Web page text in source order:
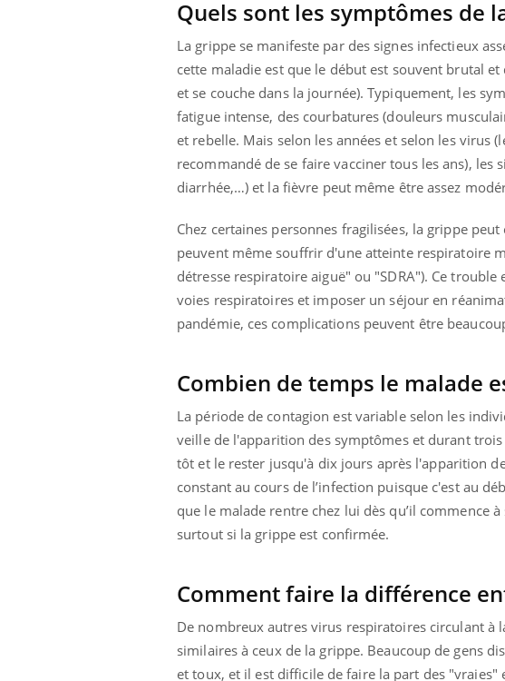
Quels sont les symptômes de
La grippe se manifeste par des signes infectieux
cette maladie est que le début est souvent brutal
et se couche dans la journée). Typiquement, les
fatigue intense, des courbatures (douleurs
et rebelle. Mais selon les années et selon les virus
recommandé de se faire vacciner tous les ans),
diarrhée,…) et la fièvre peut même être assez
Chez certaines personnes fragilisées, la grippe
peuvent même souffrir d'une atteinte respiratoire
détresse respiratoire aiguë" ou "SDRA"). Ce
voies respiratoires et imposer un séjour en
pandémie, ces complications peuvent être
Combien de temps le malade
La période de contagion est variable selon les
veille de l'apparition des symptômes et durant
tôt et le rester jusqu'à dix jours après l'apparition
constant au cours de l’infection puisque c'est au
que le malade rentre chez lui dès qu’il commence
surtout si la grippe est confirmée.
Comment faire la différence
De nombreux autres virus respiratoires circulant
similaires à ceux de la grippe. Beaucoup de gens
et toux, et il est difficile de faire la part des